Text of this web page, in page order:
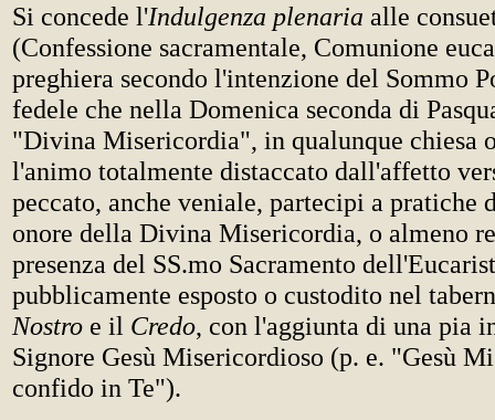
Si concede l'Indulgenza plenaria alle
(Confessione sacramentale, Comunione
preghiera secondo l'intenzione del Sommo
fedele che nella Domenica seconda di
"Divina Misericordia", in qualunque chiesa
l'animo totalmente distaccato dall'affetto
peccato, anche veniale, partecipi a pratiche
onore della Divina Misericordia, o almeno
presenza del SS.mo Sacramento
pubblicamente esposto o custodito nel
Nostro e il Credo, con l'aggiunta di una pia
Signore Gesù Misericordioso (p. e. "Gesù
confido in Te").